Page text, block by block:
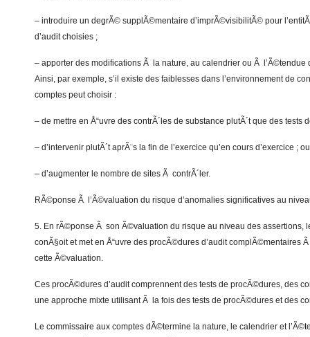
– introduire un degrÃ© supplÃ©mentaire d’imprÃ©visibilitÃ© pour
d’audit choisies ;
– apporter des modifications Ã la nature, au calendrier ou Ã l’Ã©tendue
Ainsi, par exemple, s’il existe des faiblesses dans l’environnement de
comptes peut choisir :
– de mettre en Å“uvre des contrÃ´les de substance plutÃ´t que des tests
– d’intervenir plutÃ´t aprÃ¨s la fin de l’exercice qu’en cours d’exercice ; ou
– d’augmenter le nombre de sites Ã contrÃ´ler.
RÃ©ponse Ã l’Ã©valuation du risque d’anomalies significatives au
5. En rÃ©ponse Ã son Ã©valuation du risque au niveau des assertions,
conÃ§oit et met en Å“uvre des procÃ©dures d’audit complÃ©mentaires
cette Ã©valuation.
Ces procÃ©dures d’audit comprennent des tests de procÃ©dures, des
une approche mixte utilisant Ã la fois des tests de procÃ©dures et des
Le commissaire aux comptes dÃ©termine la nature, le calendrier et